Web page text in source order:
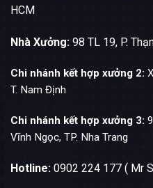
HCM
Nhà Xưởng: 98 TL 19, P.
Chi nhánh kết hợp xưởng 2:
T. Nam Định
Chi nhánh kết hợp xưởng 3:
Vĩnh Ngọc, TP. Nha Trang
Hotline: 0902 224 177 ( Mr